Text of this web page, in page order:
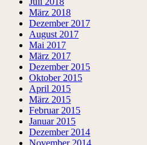
März 2018
Dezember 2017
August 2017
Mai 2017
März 2017
Dezember 2015
Oktober 2015
April 2015
März 2015
Februar 2015
Januar 2015
Dezember 2014
November 2014